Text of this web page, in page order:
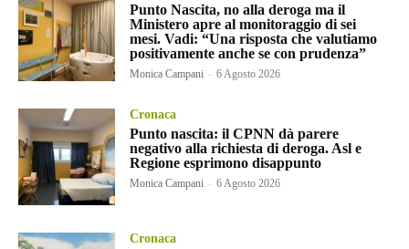
Punto Nascita, no alla deroga ma il
Ministero apre al monitoraggio di sei
mesi. Vadi: “Una risposta che valutiamo
positivamente anche se con prudenza”
Monica Campani - 6 Agosto 2026
Cronaca
Punto nascita: il CPNN dà parere
negativo alla richiesta di deroga. Asl e
Regione esprimono disappunto
Monica Campani - 6 Agosto 2026
Cronaca